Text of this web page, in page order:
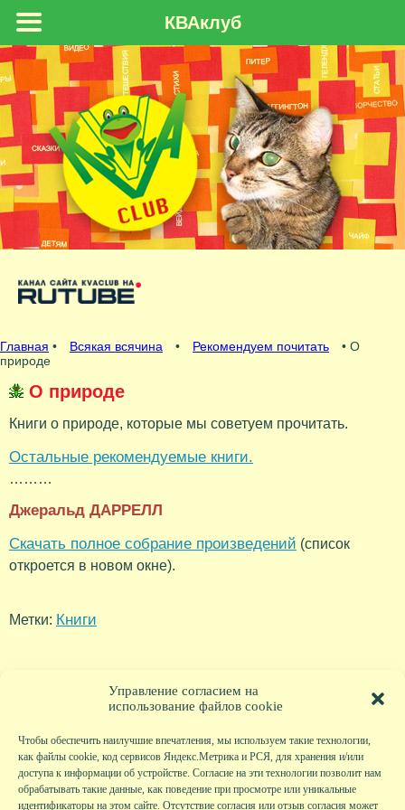
Управление согласием на
использование файлов cookie
Чтобы обеспечить наилучшие впечатления, мы используем такие технологии,
как файлы cookie, код сервисов Яндекс.Метрика и РСЯ, для хранения и/или
доступа к информации об устройстве. Согласие на эти технологии позволит нам
обрабатывать такие данные, как поведение при просмотре или уникальные
идентификаторы на этом сайте. Отсутствие согласия или отзыв согласия может
Главная • Всякая всячина • Рекомендуем почитать
• О
природе
О природе
Книги о природе, которые мы советуем прочитать.
Остальные рекомендуемые книги.
………
Джеральд ДАРРЕЛЛ
Скачать полное собрание произведений (список
откроется в новом окне).
Метки: Книги
КВАклуб